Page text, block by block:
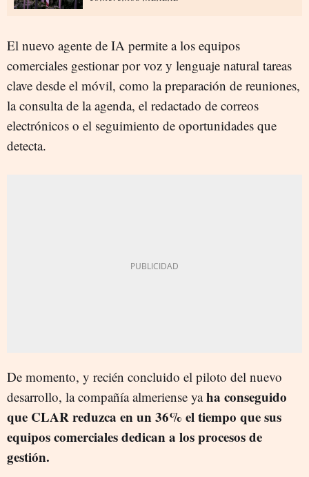
El nuevo agente de IA permite a los equipos
comerciales gestionar por voz y lenguaje natural tareas
clave desde el móvil, como la preparación de reuniones,
la consulta de la agenda, el redactado de correos
electrónicos o el seguimiento de oportunidades que
detecta.
De momento, y recién concluido el piloto del nuevo
desarrollo, la compañía almeriense yaha conseguido
que CLAR reduzca en un 36% el tiempo que sus
equipos comerciales dedican a los procesos de
gestión.